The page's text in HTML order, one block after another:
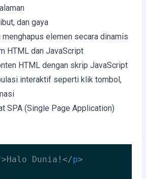
dan gaya
menghapus elemen secara dinamis
HTML dan JavaScript
HTML dengan skrip JavaScript
interaktif seperti klik tombol,
SPA (Single Page Application)
>Halo Dunia! </p>